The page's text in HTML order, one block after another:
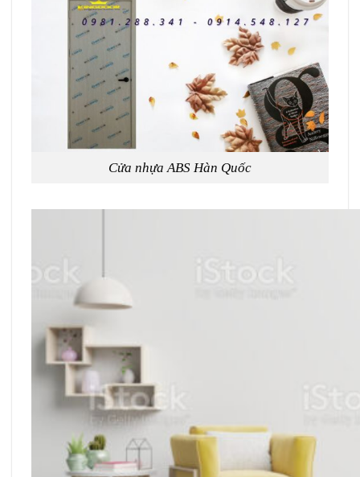
Cửa nhựa ABS Hàn Quốc